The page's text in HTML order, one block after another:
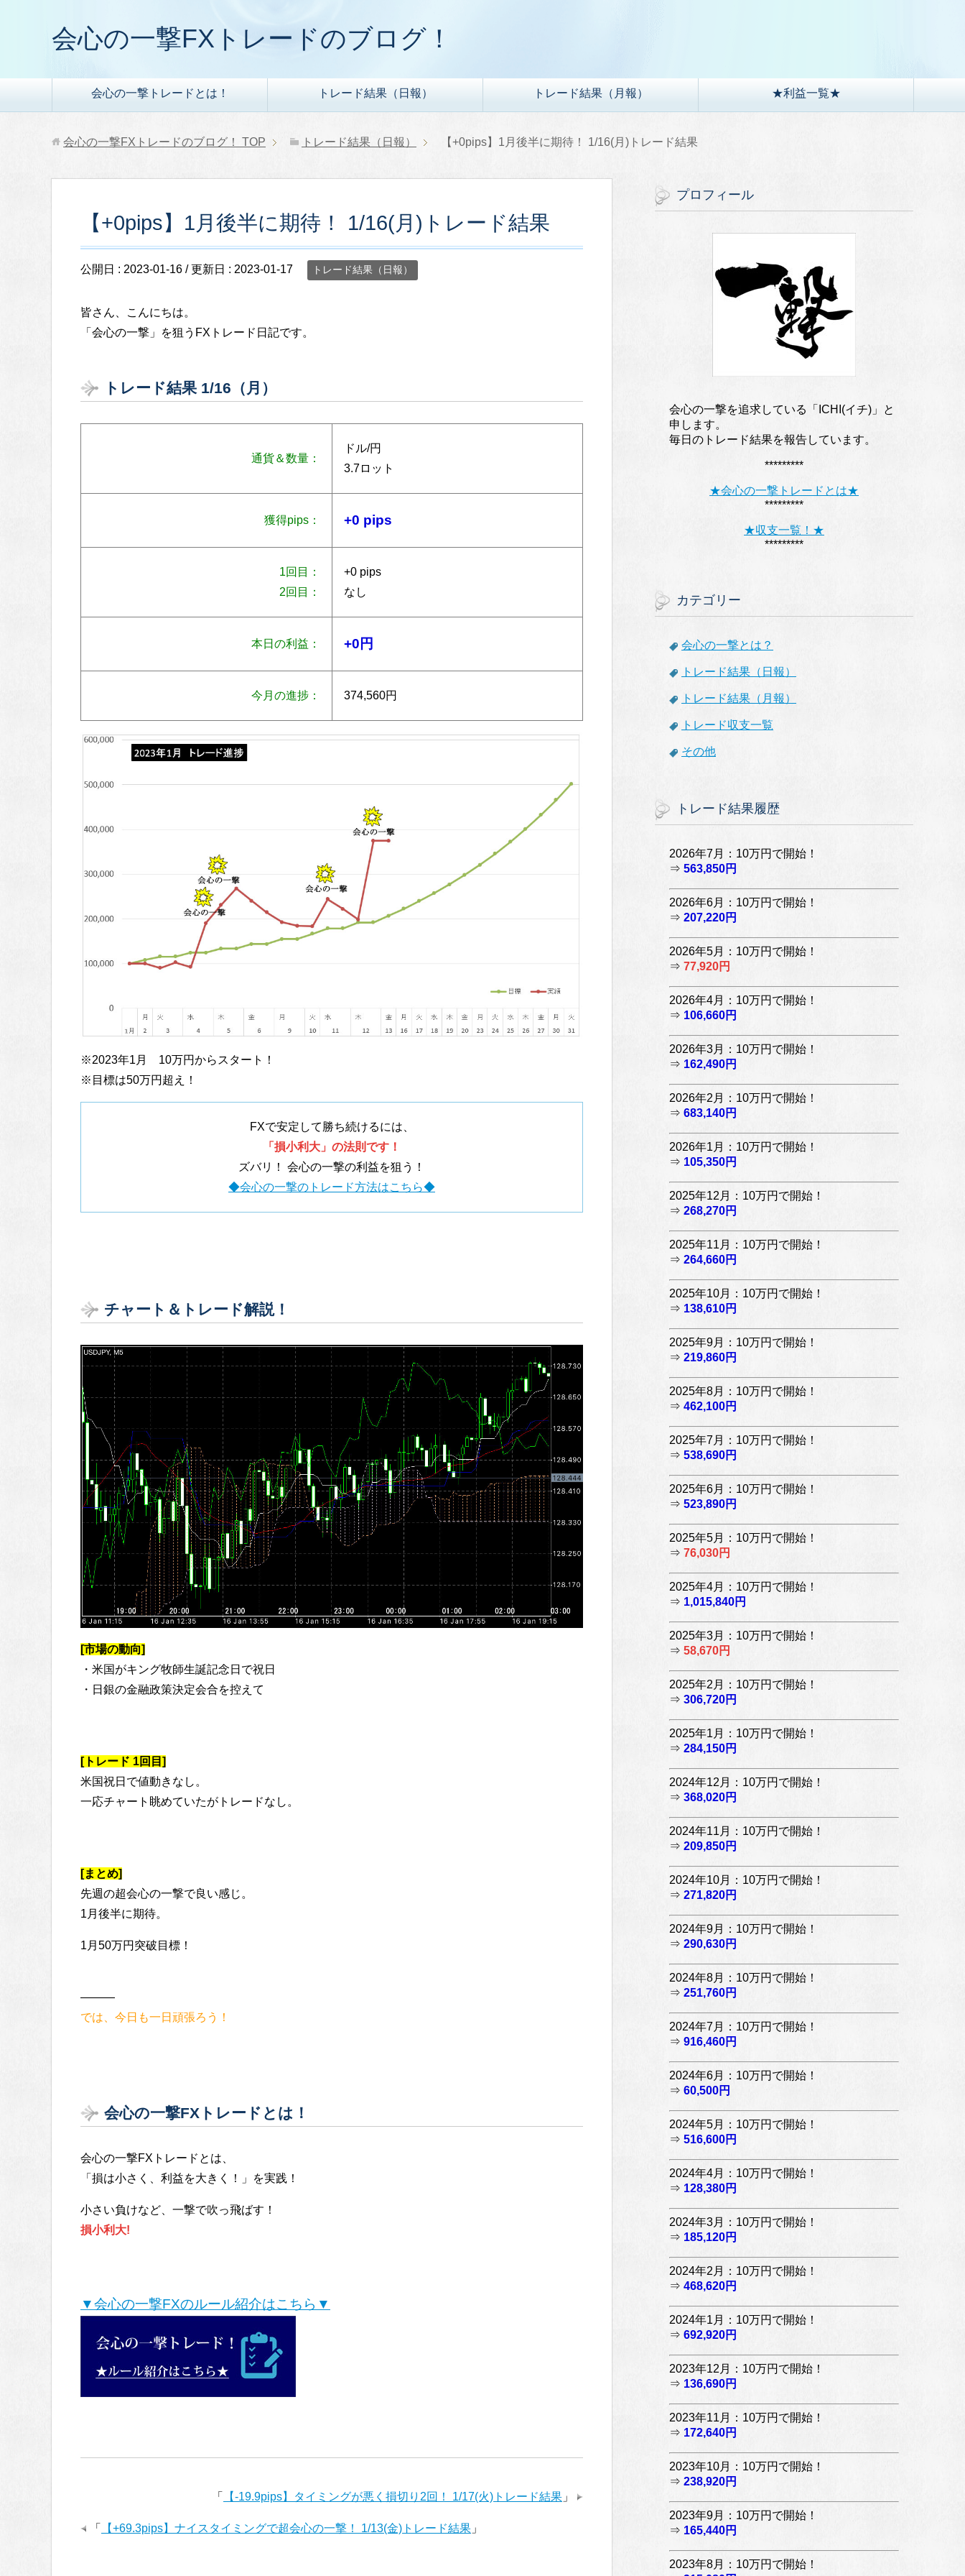
会心の一撃FXトレードのブログ！
会心の一撃トレードとは！ トレード結果（日報） トレード結果（月報） ★利益一覧★
会心の一撃FXトレードのブログ！ TOP トレード結果（日報） 【+0pips】1月後半に期待！ 1/16(月)トレード結果
【+0pips】1月後半に期待！ 1/16(月)トレード結果
公開日 : 2023-01-16 / 更新日 : 2023-01-17 トレード結果（日報）
皆さん、こんにちは。
「会心の一撃」を狙うFXトレード日記です。
トレード結果 1/16（月）
通貨＆数量：
ドル/円
3.7ロット
獲得pips： +0 pips
1回目：
2回目：
+0 pips
なし
本日の利益： +0円
今月の進捗： 374,560円
※2023年1月 10万円からスタート！
※目標は50万円超え！
FXで安定して勝ち続けるには、
「損小利大」の法則です！
ズバリ！ 会心の一撃の利益を狙う！
◆会心の一撃のトレード方法はこちら◆
チャート＆トレード解説！
[市場の動向]
・米国がキング牧師生誕記念日で祝日
・日銀の金融政策決定会合を控えて
[トレード 1回目]
米国祝日で値動きなし。
一応チャート眺めていたがトレードなし。
[まとめ]
先週の超会心の一撃で良い感じ。
1月後半に期待。
1月50万円突破目標！
———
では、今日も一日頑張ろう！
会心の一撃FXトレードとは！
会心の一撃FXトレードとは、
「損は小さく、利益を大きく！」を実践！
小さい負けなど、一撃で吹っ飛ばす！
損小利大!
▼会心の一撃FXのルール紹介はこちら▼
「 【-19.9pips】タイミングが悪く損切り2回！ 1/17(火)トレード結果 」
「 【+69.3pips】ナイスタイミングで超会心の一撃！ 1/13(金)トレード結果 」
プロフィール
会心の一撃を追求している「ICHI(イチ)」と
申します。
毎日のトレード結果を報告しています。
*********
★会心の一撃トレードとは★
*********
★収支一覧！★
*********
カテゴリー
会心の一撃とは？
トレード結果（日報）
トレード結果（月報）
トレード収支一覧
その他
トレード結果履歴
2026年7月：10万円で開始！
⇒ 563,850円
2026年6月：10万円で開始！
⇒ 207,220円
2026年5月：10万円で開始！
⇒ 77,920円
2026年4月：10万円で開始！
⇒ 106,660円
2026年3月：10万円で開始！
⇒ 162,490円
2026年2月：10万円で開始！
⇒ 683,140円
2026年1月：10万円で開始！
⇒ 105,350円
2025年12月：10万円で開始！
⇒ 268,270円
2025年11月：10万円で開始！
⇒ 264,660円
2025年10月：10万円で開始！
⇒ 138,610円
2025年9月：10万円で開始！
⇒ 219,860円
2025年8月：10万円で開始！
⇒ 462,100円
2025年7月：10万円で開始！
⇒ 538,690円
2025年6月：10万円で開始！
⇒ 523,890円
2025年5月：10万円で開始！
⇒ 76,030円
2025年4月：10万円で開始！
⇒ 1,015,840円
2025年3月：10万円で開始！
⇒ 58,670円
2025年2月：10万円で開始！
⇒ 306,720円
2025年1月：10万円で開始！
⇒ 284,150円
2024年12月：10万円で開始！
⇒ 368,020円
2024年11月：10万円で開始！
⇒ 209,850円
2024年10月：10万円で開始！
⇒ 271,820円
2024年9月：10万円で開始！
⇒ 290,630円
2024年8月：10万円で開始！
⇒ 251,760円
2024年7月：10万円で開始！
⇒ 916,460円
2024年6月：10万円で開始！
⇒ 60,500円
2024年5月：10万円で開始！
⇒ 516,600円
2024年4月：10万円で開始！
⇒ 128,380円
2024年3月：10万円で開始！
⇒ 185,120円
2024年2月：10万円で開始！
⇒ 468,620円
2024年1月：10万円で開始！
⇒ 692,920円
2023年12月：10万円で開始！
⇒ 136,690円
2023年11月：10万円で開始！
⇒ 172,640円
2023年10月：10万円で開始！
⇒ 238,920円
2023年9月：10万円で開始！
⇒ 165,440円
2023年8月：10万円で開始！